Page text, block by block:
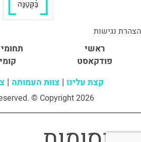
הצהרת נגישות
ראשי
תחומי
פודקאסט
קצת עלינו צוות העמותה
© Copyright 2026